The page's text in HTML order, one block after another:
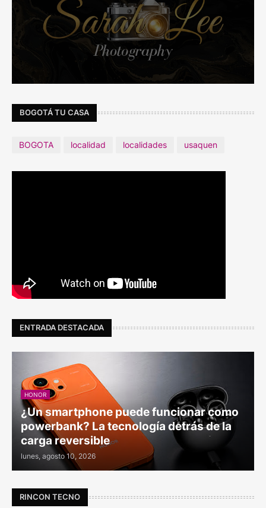
BOGOTÁ TU CASA
BOGOTA localidad localidades usaquen
ENTRADA DESTACADA
HONOR
¿Un smartphone puede funcionar como
powerbank? La tecnología detrás de la
carga reversible
lunes, agosto 10, 2026
RINCON TECNO